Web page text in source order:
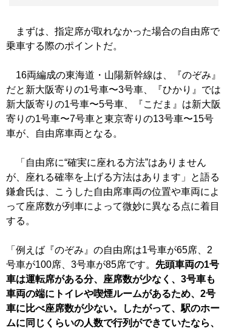
まずは、指定席が取れなかった場合の自由席で
乗車する際のポイントだ。
16両編成の東海道・山陽新幹線は、『のぞみ』
だと新大阪寄りの1号車〜3号車、『ひかり』では
新大阪寄りの1号車〜5号車、『こだま』は新大阪
寄りの1号車〜7号車と東京寄りの13号車〜15号
車が、自由席車両となる。
「自由席に“確実に座れる方法”はありません
が、座れる確率を上げる方法はあります」と語る
鎌倉氏は、こうした自由席車両の位置や車両によ
って座席数が列車によって微妙に異なる点に着目
する。
「例えば『のぞみ』の自由席は1号車が65席、2
号車が100席、3号車が85席です。 先頭車両の1号
車は運転席がある分、座席数が少なく、3号車も
車両の端にトイレや喫煙ルームがあるため、2号
車に比べ座席数が少ない。したがって、駅のホー
ムに同じくらいの人数で行列ができていたなら、